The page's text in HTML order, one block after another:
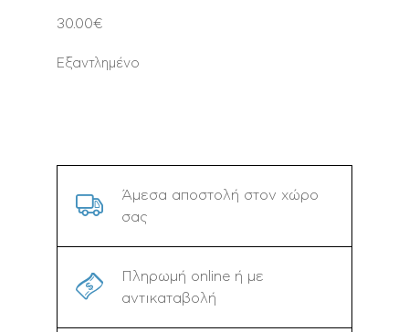
30.00€
Εξαντλημένο
Άμεσα αποστολή στον χώρο
σας
Πληρωμή online ή με
αντικαταβολή